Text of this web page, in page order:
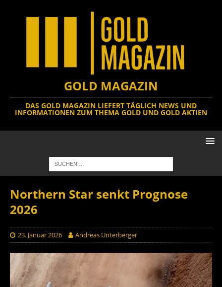
GOLD MAGAZIN
DAS GOLD MAGAZIN LIEFERT TÄGLICH NEWS UND
INFORMATIONEN ZUM THEMA GOLD UND GOLD AKTIEN
Northern Star senkt Prognose
2026
23. Januar 2026 Andreas Unterberger